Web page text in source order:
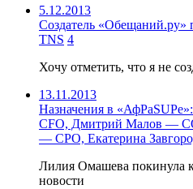
5.12.2013
Создатель «Обещаний.ру»
TNS 4
Хочу отметить, что я не
13.11.2013
Назначения в
CFO, Дмитрий Малов —
— CPO, Екатерина
Лилия Омашева покинула
новости